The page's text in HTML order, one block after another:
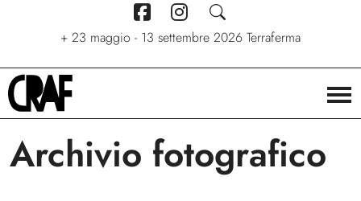
7 giugno - 6 settembre 2026 Stelle. Ritratti nel cinema di
+ 23 maggio - 13 settembre 2026 Terraferma
+ 24/04/2026 - 27/09/2026 Via per le strade
Archivio fotografico